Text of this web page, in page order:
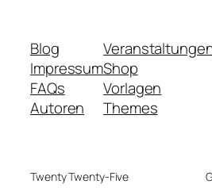
Blog
Impressum
FAQs
Autoren
Shop
Vorlagen
Themes
Twenty Twenty-Five